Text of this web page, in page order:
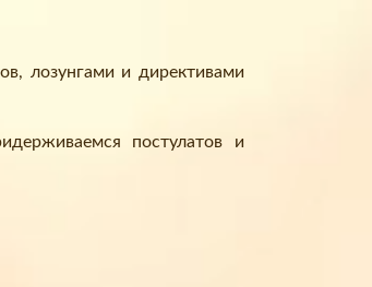
лозунгами и директивами
постулатов и